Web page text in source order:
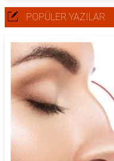
POPÜLER YAZILAR